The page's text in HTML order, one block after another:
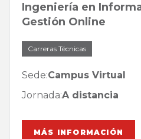
Ingeniería en
Gestión Online
Carreras Técnicas
Sede:Campus Virtual
Jornada:A distancia
MÁS INFORMACIÓN